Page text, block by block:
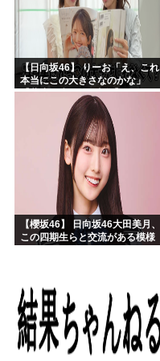
【日向坂46】 りーお「え、これ
本当にこの大きさなのかな」
【藤嶌果歩 1st写真集】
【櫻坂46】 日向坂46大田美月、
この四期生らと交流がある模様